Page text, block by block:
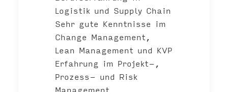
Logistik und Supply Chain
Sehr gute Kenntnisse im
Change Management,
Lean Management und KVP
Erfahrung im Projekt-,
Prozess- und Risk